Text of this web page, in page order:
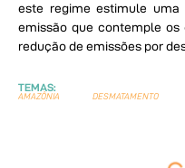
este regime estimule uma
emissão que contemple
redução de emissões por
TEMAS:
AMAZÔNIA DESMATAMENTO